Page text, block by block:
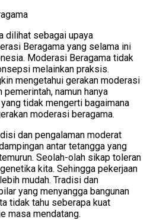
dilihat sebagai upaya
Beragama yang selama ini
Moderasi Beragama tidak
melainkan praksis.
mengetahui gerakan moderasi
namun hanya
tidak mengerti bagaimana
moderasi beragama.
dan pengalaman moderat
antar tetangga yang
Seolah-olah sikap toleran
kita. Sehingga pekerjaan
mudah. Tradisi dan
yang menyangga bangunan
tidak tahu seberapa kuat
masa mendatang.